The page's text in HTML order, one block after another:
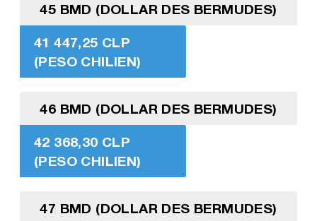
45 BMD (DOLLAR DES BERMUDES)
41 447,25 CLP
(PESO CHILIEN)
46 BMD (DOLLAR DES BERMUDES)
42 368,30 CLP
(PESO CHILIEN)
47 BMD (DOLLAR DES BERMUDES)